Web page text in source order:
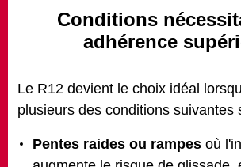
Conditions
adhérence
Le R12 devient le choix idéal
plusieurs des conditions suivantes
Pentes raides ou rampes où